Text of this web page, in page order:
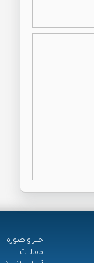
خبر و صورة
مقالات